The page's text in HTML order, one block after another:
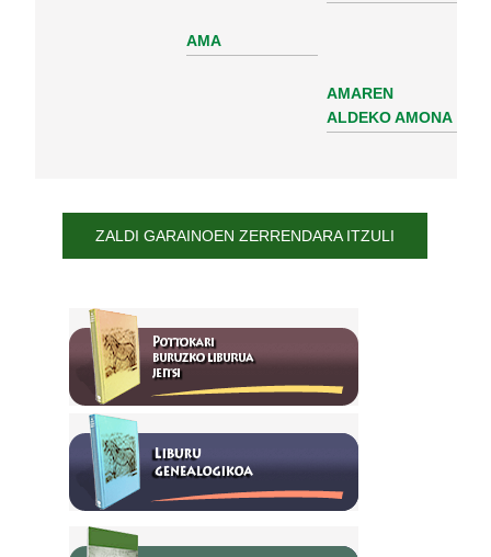
AMA
AMAREN
ALDEKO AMONA
ZALDI GARAINOEN ZERRENDARA ITZULI